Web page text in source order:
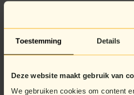
Toestemming Details
Deze website maakt gebruik van
We gebruiken cookies om content